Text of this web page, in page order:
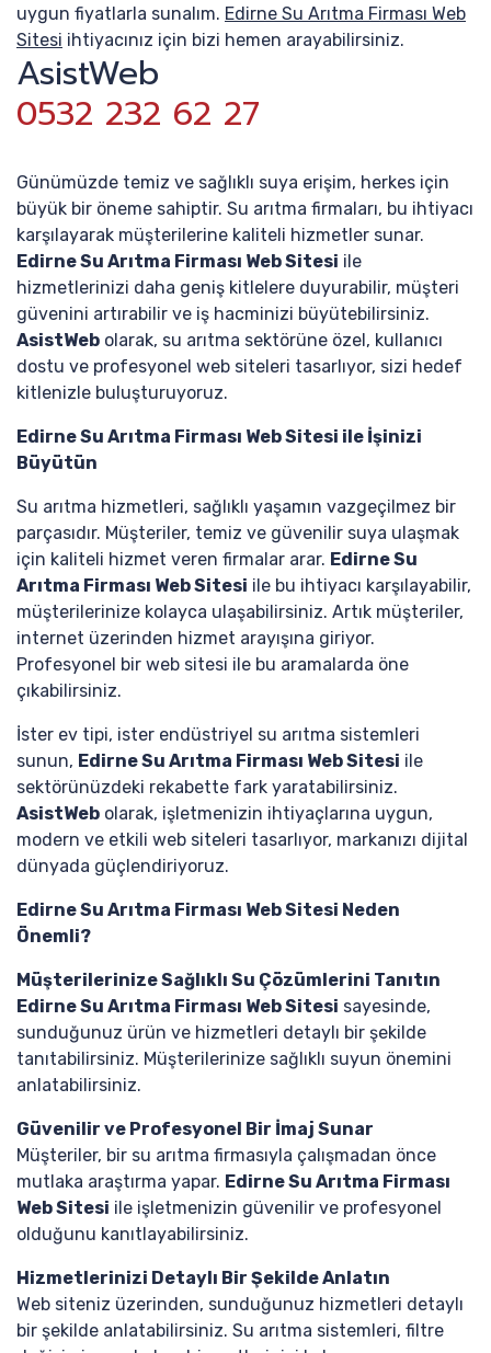
uygun fiyatlarla sunalım. Edirne Su Arıtma Firması Web
Sitesi ihtiyacınız için bizi hemen arayabilirsiniz.
AsistWeb
0532 232 62 27
Günümüzde temiz ve sağlıklı suya erişim, herkes için
büyük bir öneme sahiptir. Su arıtma firmaları, bu ihtiyacı
karşılayarak müşterilerine kaliteli hizmetler sunar.
Edirne Su Arıtma Firması Web Sitesi ile
hizmetlerinizi daha geniş kitlelere duyurabilir, müşteri
güvenini artırabilir ve iş hacminizi büyütebilirsiniz.
AsistWeb olarak, su arıtma sektörüne özel, kullanıcı
dostu ve profesyonel web siteleri tasarlıyor, sizi hedef
kitlenizle buluşturuyoruz.
Edirne Su Arıtma Firması Web Sitesi ile İşinizi
Büyütün
Su arıtma hizmetleri, sağlıklı yaşamın vazgeçilmez bir
parçasıdır. Müşteriler, temiz ve güvenilir suya ulaşmak
için kaliteli hizmet veren firmalar arar. Edirne Su
Arıtma Firması Web Sitesi ile bu ihtiyacı karşılayabilir,
müşterilerinize kolayca ulaşabilirsiniz. Artık müşteriler,
internet üzerinden hizmet arayışına giriyor.
Profesyonel bir web sitesi ile bu aramalarda öne
çıkabilirsiniz.
İster ev tipi, ister endüstriyel su arıtma sistemleri
sunun, Edirne Su Arıtma Firması Web Sitesi ile
sektörünüzdeki rekabette fark yaratabilirsiniz.
AsistWeb olarak, işletmenizin ihtiyaçlarına uygun,
modern ve etkili web siteleri tasarlıyor, markanızı dijital
dünyada güçlendiriyoruz.
Edirne Su Arıtma Firması Web Sitesi Neden
Önemli?
Müşterilerinize Sağlıklı Su Çözümlerini Tanıtın
Edirne Su Arıtma Firması Web Sitesi sayesinde,
sunduğunuz ürün ve hizmetleri detaylı bir şekilde
tanıtabilirsiniz. Müşterilerinize sağlıklı suyun önemini
anlatabilirsiniz.
Güvenilir ve Profesyonel Bir İmaj Sunar
Müşteriler, bir su arıtma firmasıyla çalışmadan önce
mutlaka araştırma yapar. Edirne Su Arıtma Firması
Web Sitesi ile işletmenizin güvenilir ve profesyonel
olduğunu kanıtlayabilirsiniz.
Hizmetlerinizi Detaylı Bir Şekilde Anlatın
Web siteniz üzerinden, sunduğunuz hizmetleri detaylı
bir şekilde anlatabilirsiniz. Su arıtma sistemleri, filtre